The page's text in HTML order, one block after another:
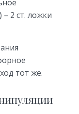
2 ст. ложки
тот же.